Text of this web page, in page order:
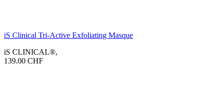
iS Clinical Tri-Active Exfoliating Masque
iS CLINICAL®,
139.00 CHF